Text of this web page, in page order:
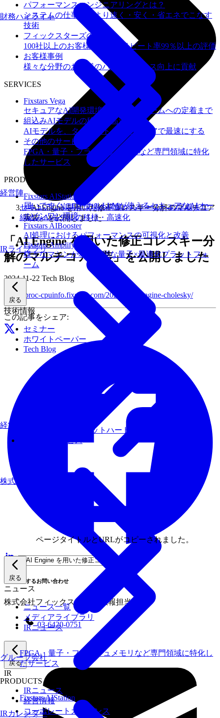
パフォーマンスエンジニアリングとは？
システムの仕事を、より速く・安く・省エネでこなす
技術
フィックスターズの​強み
100社以上のお客様を支援しリピート率99％以上の評価
お客様事例
様々な分野のお客様のパフォーマンス向上に貢献
SERVICES
Fixstars Vega
セキュアなAI開発環境の構築からチームへの定着まで
組込みAIモデルの移植・高速化
AIモデルを、ターゲットハードウェアで最速にする
その他のサービス
FPGA・量子・フラッシュメモリなど専門領域に特化
したサービス
PRODUCTS
Fixstars AIStation
届いてすぐにローカルLLMが使えるセキュアなAIオー
ルインワン環境
Fixstars AIBooster
AI処理におけるパフォーマンスの可視化と改善
Fixstars Amplify
様々なマシンが利用可能な量子×最適化プラットフォ
ーム
戻る
技術情報
セミナー
ホワイトペーパー
Tech Blog
戻る
ニュース
ニュース一覧
メディアライブラリ
IRニュース
戻る
IR
IRニュース
経営情報
コーポレートガバナンス
経営陣
経営理念
グループ会社
セキュアなAI開発環境の構築からチームへの定着まで
組込みAIモデルの移植・高速化
AIモデルを、ターゲットハードウェアで最速にする
FPGA・量子・フラッシュメモリなど専門領域に特化し
たサービス
PRODUCTS
Fixstars AIStation
財務ハイライト
IRライブラリ
株式について
IRカレンダー
「AI Engine を用いた修正コレスキー分解のマルチコア
実装」を公開しました
「AI Engine を用いた修正コレスキー分
解のマルチコア実装」を公開しました
2024-11-22 Tech Blog
https://proc-cpuinfo.fixstars.com/2024/11/ai-engine-cholesky/
この記事をシェア:
ページタイトルとURLがコピーされました。
本件に関するお問い合わせ
株式会社フィックスターズ 広報担当
03-6420-0751